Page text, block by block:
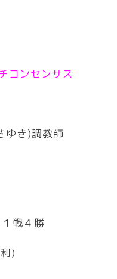
コンセンサス
ゆき)調教師
戦４勝
)